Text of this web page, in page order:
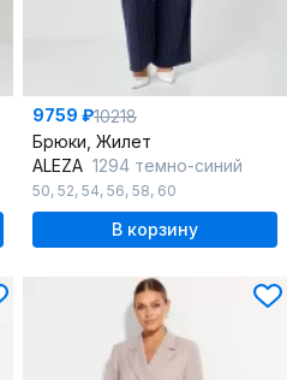
9759 ₽10218
Брюки, Жилет
ALEZA 1294 темно-синий
50, 52, 54, 56, 58, 60
В корзину